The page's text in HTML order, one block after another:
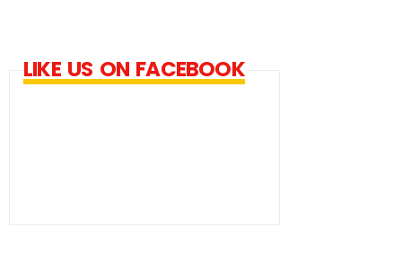
LIKE US ON FACEBOOK